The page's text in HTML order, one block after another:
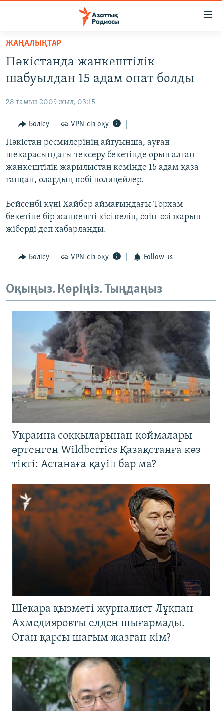
Skip
main
content
to
Navigation
Skip
to
Search
САЯСАТ
AZATTYQTV
ҚАҢТАР ОҚИҒАСЫ
АДАМ ҚҰҚЫҚТАРЫ
ӘЛЕУМЕТ
ӘЛЕМ
АРНАЙЫ ЖОБАЛАР
Русский
ЖАЗЫЛЫҢЫЗ
ЖАҢАЛЫҚТАР
Пәкістанда жанкештілік
шабуылдан 15 адам опат болды
28 тамыз 2009 жыл, 03:15
Бөлісу VPN-сіз оқу
Пәкістан ресмилерінің айтуынша, ауған
шекарасындағы тексеру бекетінде орын алған
жанкештілік жарылыстан кемінде 15 адам қаза
тапқан, олардың көбі полицейлер.
Бейсенбі күні Хайбер аймағындағы Торхам
бекетіне бір жанкешті кісі келіп, өзін-өзі жарып
жіберді деп хабарланды.
Бөлісу VPN-сіз оқу Follow us
Оқыңыз. Көріңіз. Тыңдаңыз
Украина соққыларынан қоймалары
өртенген Wildberries Қазақстанға көз
тікті: Астанаға қауіп бар ма?
Шекара қызметі журналист Лұқпан
Ахмедияровты елден шығармады.
Оған қарсы шағым жазған кім?